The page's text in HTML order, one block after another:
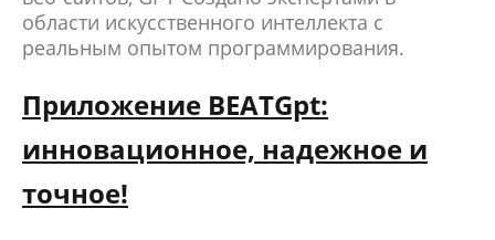
области искусственного интеллекта с
реальным опытом программирования.
Приложение BEATGpt:
инновационное, надежное и
точное!